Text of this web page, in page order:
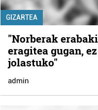
GIZARTEA
"Norberak
eragitea gugan,
jolastuko"
admin